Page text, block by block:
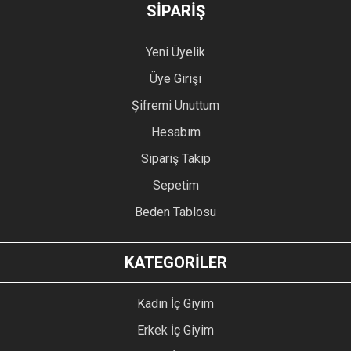
SİPARİŞ
Yeni Üyelik
Üye Girişi
Şifremi Unuttum
Hesabım
Sipariş Takip
Sepetim
Beden Tablosu
KATEGORİLER
Kadın İç Giyim
Erkek İç Giyim